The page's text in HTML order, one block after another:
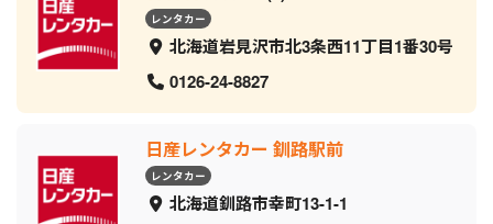
レンタカー
北海道岩見沢市北3条西11丁目1番30号
0126-24-8827
日産レンタカー 釧路駅前
レンタカー
北海道釧路市幸町13-1-1